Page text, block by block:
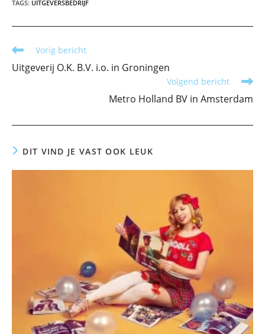
TAGS: UITGEVERSBEDRIJF
Lees
artikelen
Vorig bericht
Uitgeverij O.K. B.V. i.o. in Groningen
Volgend bericht
Metro Holland BV in Amsterdam
DIT VIND JE VAST OOK LEUK